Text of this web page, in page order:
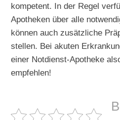
kompetent. In der Regel
Apotheken über alle
können auch zusätzliche
stellen. Bei akuten
einer Notdienst-Apotheke
empfehlen!